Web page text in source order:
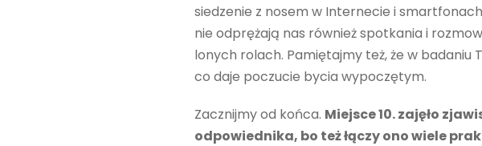
siedzenie z nosem w Internecie i
nie odprężają nas również spotkania i
lonych rolach. Pamiętajmy też, że w badaniu
co daje poczucie bycia wypoczętym.
Zacznijmy od końca. Miejsce 10. zajęło
odpowiednika, bo też łączy ono wiele